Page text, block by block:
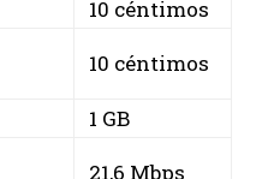
10 céntimos
10 céntimos
1 GB
21,6 Mbps